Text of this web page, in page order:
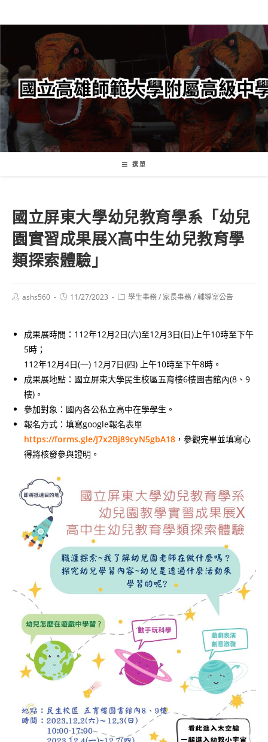
轉
要
內
容
選單
國立屏東大學幼兒教育學系「幼兒
園實習成果展X高中生幼兒教育學
類探索體驗」
Postashs560
Post11/27/2023
Post學生事務/ 家長事務/輔導室公告
成果展時間：112年12月2日(六)至12月3日(日)上午10時至下午
5時；
112年12月4日(一) 12月7日(四) 上午10時至下午8時。
成果展地點：國立屏東大學民生校區五育樓6樓圖書館內(8、9
樓)。
參加對象：國內各公私立高中在學學生。
報名方式：填寫google報名表單
https://forms.gle/J7x2Bj89cyN5gbA18 ，參觀完畢並填寫心
得將核發參與證明。